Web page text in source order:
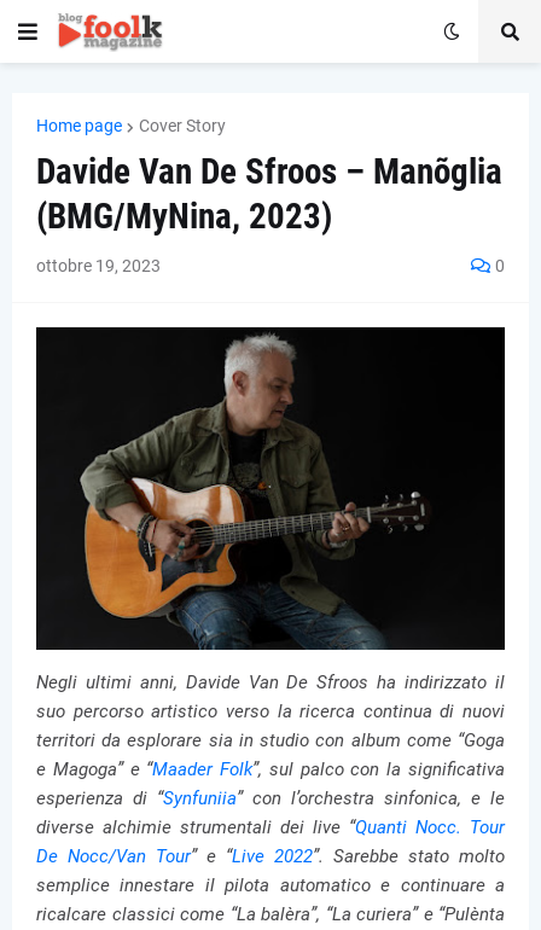
Home page Cover Story
Davide Van De Sfroos – Manõglia
(BMG/MyNina, 2023)
ottobre 19, 2023 0
Negli ultimi anni, Davide Van De Sfroos ha indirizzato il
suo percorso artistico verso la ricerca continua di nuovi
territori da esplorare sia in studio con album come “Goga
e Magoga” e “Maader Folk”, sul palco con la significativa
esperienza di “Synfuniia” con l’orchestra sinfonica, e le
diverse alchimie strumentali dei live “Quanti Nocc. Tour
De Nocc/Van Tour” e “Live 2022”. Sarebbe stato molto
semplice innestare il pilota automatico e continuare a
ricalcare classici come “La balèra”, “La curiera” e “Pulènta